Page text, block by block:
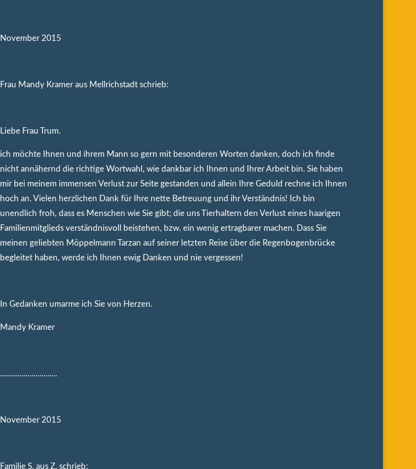
November 2015
Frau Mandy Kramer aus Mellrichstadt schrieb:
Liebe Frau Trum.
ich möchte Ihnen und ihrem Mann so gern mit besonderen Worten danken, doch ich finde
nicht annähernd die richtige Wortwahl, wie dankbar ich Ihnen und Ihrer Arbeit bin. Sie haben
mir bei meinem immensen Verlust zur Seite gestanden und allein Ihre Geduld rechne ich Ihnen
hoch an. Vielen herzlichen Dank für Ihre nette Betreuung und ihr Verständnis! Ich bin
unendlich froh, dass es Menschen wie Sie gibt; die uns Tierhaltern den Verlust eines haarigen
Familienmitglieds verständnisvoll beistehen, bzw. ein wenig ertragbarer machen. Dass Sie
meinen geliebten Möppelmann Tarzan auf seiner letzten Reise über die Regenbogenbrücke
begleitet haben, werde ich Ihnen ewig Danken und nie vergessen!
In Gedanken umarme ich Sie von Herzen.
Mandy Kramer
.............................
November 2015
Familie S. aus Z. schrieb;